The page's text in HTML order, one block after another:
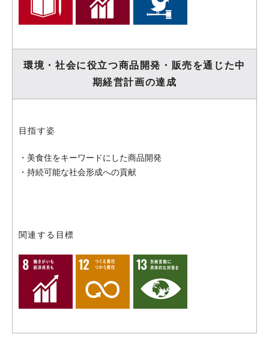
環境・社会に役立つ商品開発・販売を通じた中
期経営計画の達成
目指す姿
・美食住をキーワードにした商品開発
・持続可能な社会形成への貢献
関連する目標